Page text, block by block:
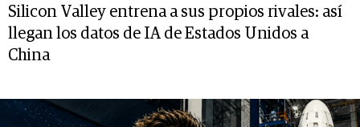
Silicon Valley entrena a sus propios rivales: así
llegan los datos de IA de Estados Unidos a
China